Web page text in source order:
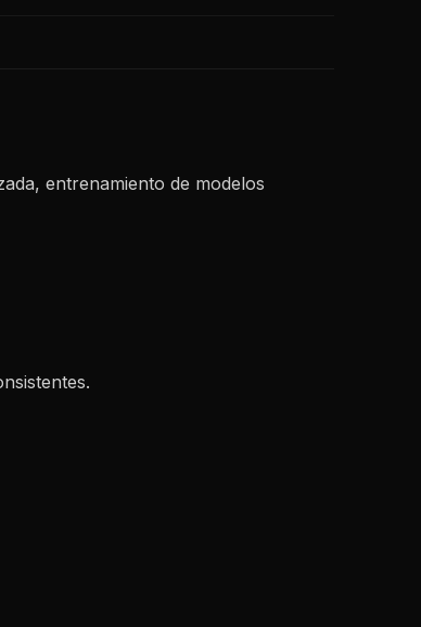
entrenamiento de modelos